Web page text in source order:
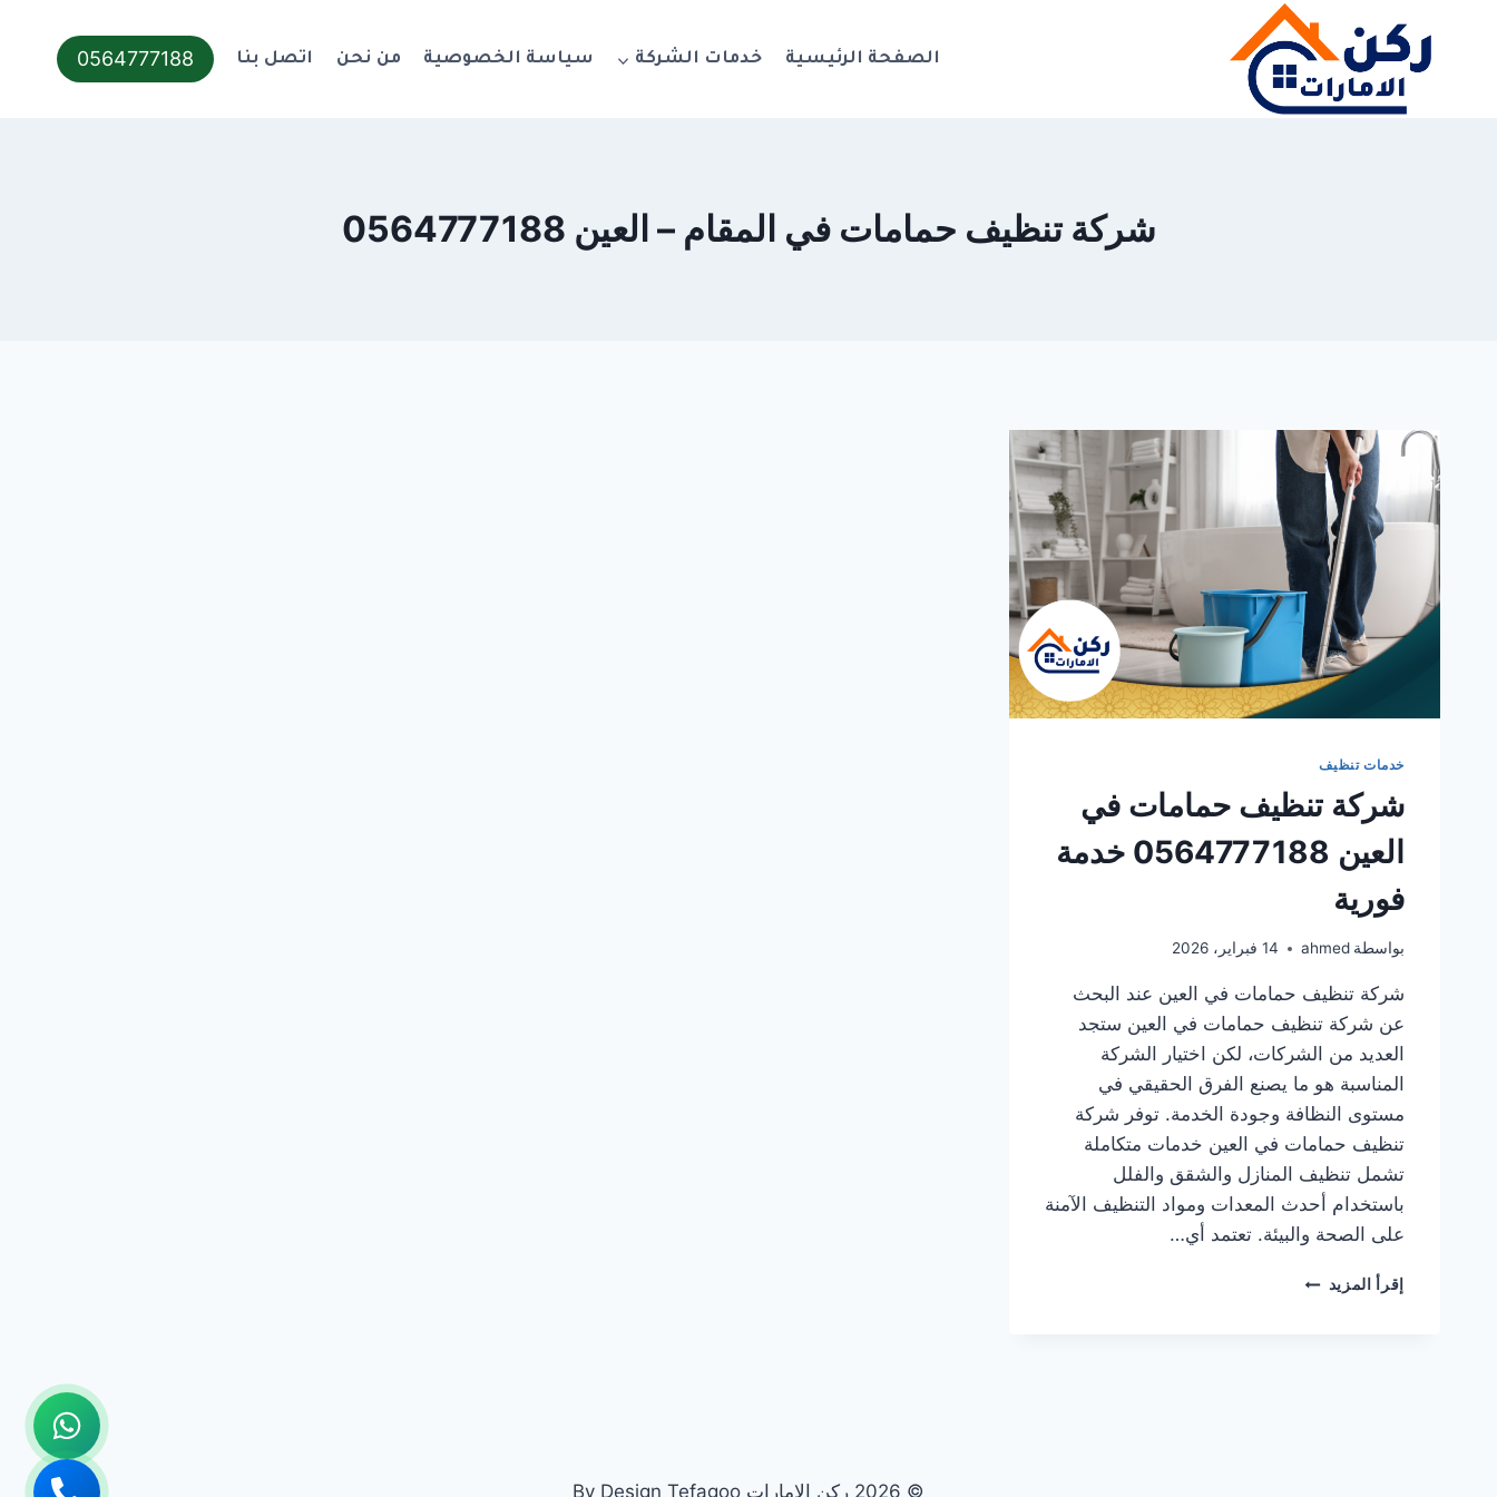
الصفحة الرئيسية خدمات الشركة سياسة الخصوصية من نحن اتصل بنا 0564777188
شركة تنظيف حمامات في المقام – العين 0564777188
خدمات تنظيف
شركة تنظيف حمامات في
العين 0564777188 خدمة
فورية
بواسطة ahmed 14 فبراير، 2026
شركة تنظيف حمامات في العين عند البحث
عن شركة تنظيف حمامات في العين ستجد
العديد من الشركات، لكن اختيار الشركة
المناسبة هو ما يصنع الفرق الحقيقي في
مستوى النظافة وجودة الخدمة. توفر شركة
تنظيف حمامات في العين خدمات متكاملة
تشمل تنظيف المنازل والشقق والفلل
باستخدام أحدث المعدات ومواد التنظيف الآمنة
على الصحة والبيئة. تعتمد أي…
إقرأ المزيد شركة
© 2026 ركن الامارات By Design Tefagoo